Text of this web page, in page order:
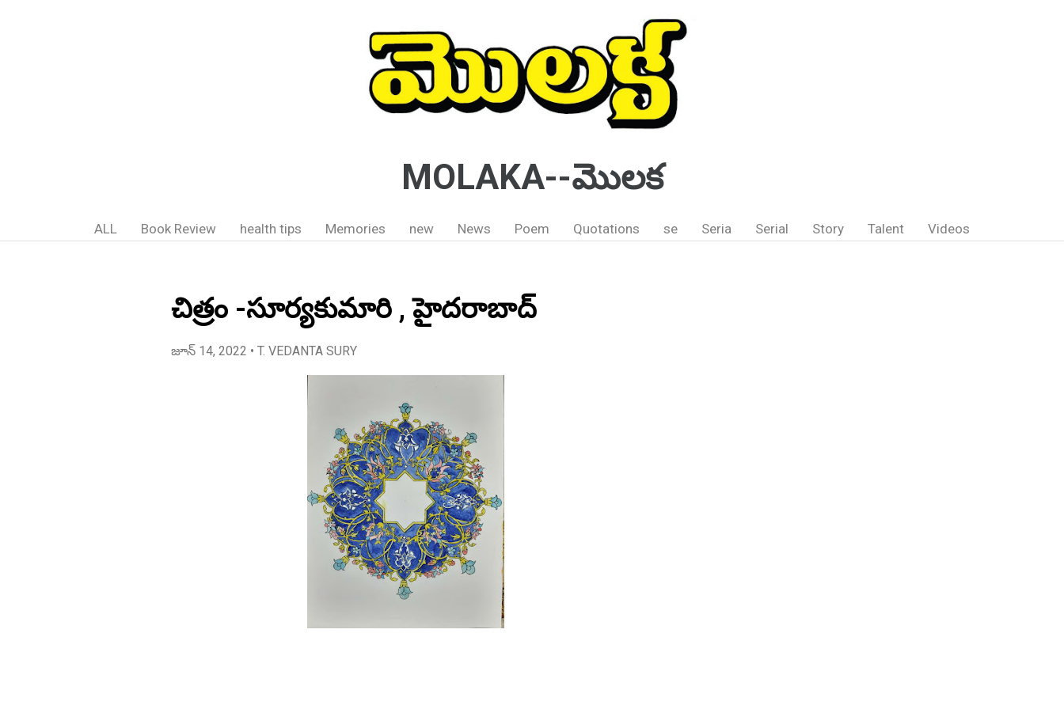
MOLAKA--మొలక
ALL Book Review health tips Memories new News Poem Quotations se Seria Serial Story Talent Videos
చిత్రం -సూర్యకుమారి , హైదరాబాద్
జూన్ 14, 2022 • T. VEDANTA SURY